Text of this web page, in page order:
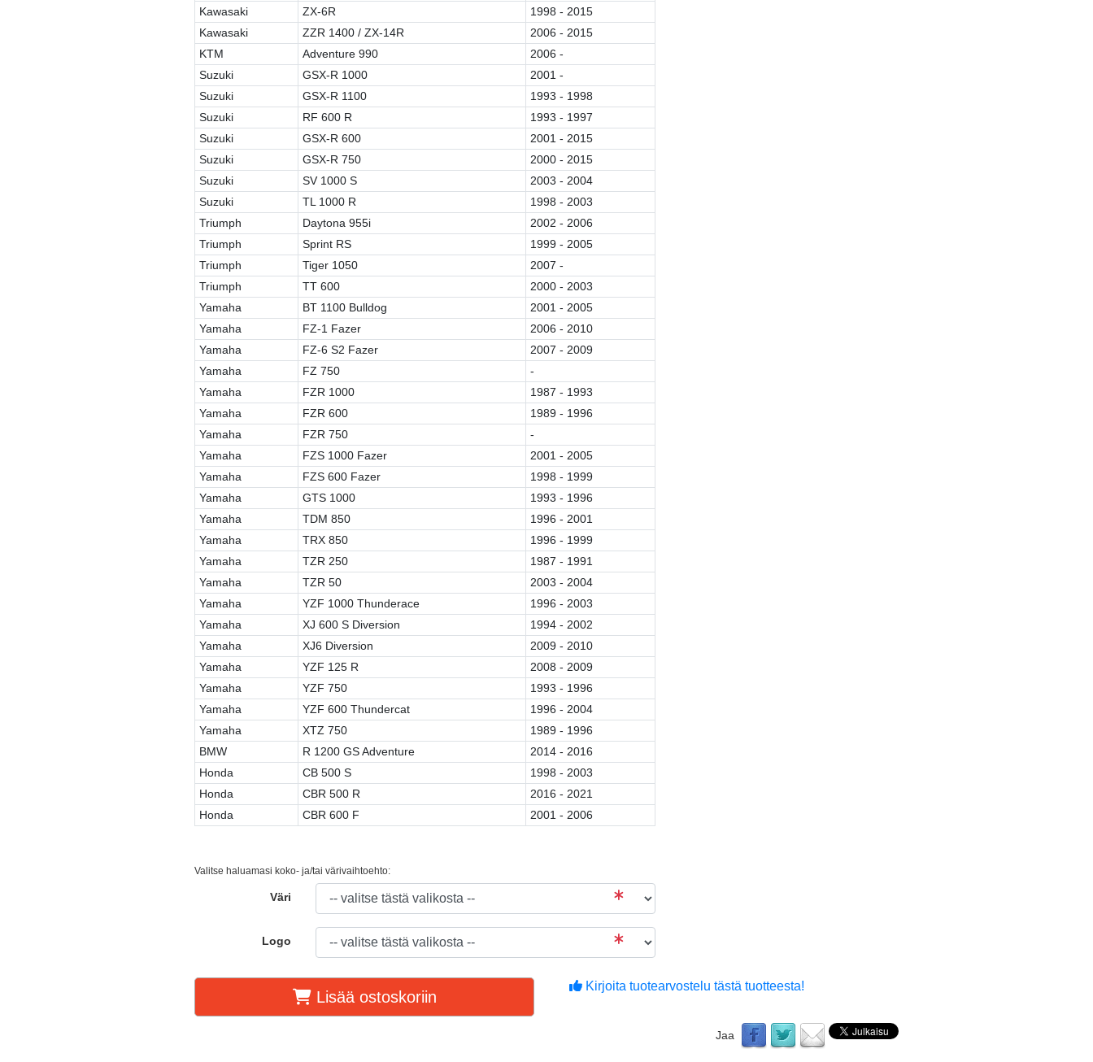
Kawasaki
ZX-6R
1998 - 2015
Kawasaki
ZZR 1400 / ZX-14R
2006 - 2015
KTM
Adventure 990
2006 -
Suzuki
GSX-R 1000
2001 -
Suzuki
GSX-R 1100
1993 - 1998
Suzuki
RF 600 R
1993 - 1997
Suzuki
GSX-R 600
2001 - 2015
Suzuki
GSX-R 750
2000 - 2015
Suzuki
SV 1000 S
2003 - 2004
Suzuki
TL 1000 R
1998 - 2003
Triumph
Daytona 955i
2002 - 2006
Triumph
Sprint RS
1999 - 2005
Triumph
Tiger 1050
2007 -
Triumph
TT 600
2000 - 2003
Yamaha
BT 1100 Bulldog
2001 - 2005
Yamaha
FZ-1 Fazer
2006 - 2010
Yamaha
FZ-6 S2 Fazer
2007 - 2009
Yamaha
FZ 750
-
Yamaha
FZR 1000
1987 - 1993
Yamaha
FZR 600
1989 - 1996
Yamaha
FZR 750
-
Yamaha
FZS 1000 Fazer
2001 - 2005
Yamaha
FZS 600 Fazer
1998 - 1999
Yamaha
GTS 1000
1993 - 1996
Yamaha
TDM 850
1996 - 2001
Yamaha
TRX 850
1996 - 1999
Yamaha
TZR 250
1987 - 1991
Yamaha
TZR 50
2003 - 2004
Yamaha
YZF 1000 Thunderace
1996 - 2003
Yamaha
XJ 600 S Diversion
1994 - 2002
Yamaha
XJ6 Diversion
2009 - 2010
Yamaha
YZF 125 R
2008 - 2009
Yamaha
YZF 750
1993 - 1996
Yamaha
YZF 600 Thundercat
1996 - 2004
Yamaha
XTZ 750
1989 - 1996
BMW
R 1200 GS Adventure
2014 - 2016
Honda
CB 500 S
1998 - 2003
Honda
CBR 500 R
2016 - 2021
Honda
CBR 600 F 2001 - 2006
Valitse haluamasi koko- ja/tai värivaihtoehto:
Väri
Logo
Lisää ostoskoriin
Kirjoita tuotearvostelu tästä tuotteesta!
Jaa